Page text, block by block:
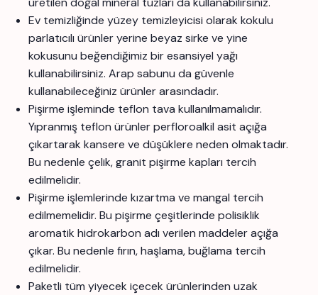
Ev temizliğinde yüzey temizleyicisi olarak kokulu
parlatıcılı ürünler yerine beyaz sirke ve yine
kokusunu beğendiğimiz bir esansiyel yağı
kullanabilirsiniz. Arap sabunu da güvenle
kullanabileceğiniz ürünler arasındadır.
Pişirme işleminde teflon tava kullanılmamalıdır.
Yıpranmış teflon ürünler perfloroalkil asit açığa
çıkartarak kansere ve düşüklere neden olmaktadır.
Bu nedenle çelik, granit pişirme kapları tercih
edilmelidir.
Pişirme işlemlerinde kızartma ve mangal tercih
edilmemelidir. Bu pişirme çeşitlerinde polisiklik
aromatik hidrokarbon adı verilen maddeler açığa
çıkar. Bu nedenle fırın, haşlama, buğlama tercih
edilmelidir.
Paketli tüm yiyecek içecek ürünlerinden uzak